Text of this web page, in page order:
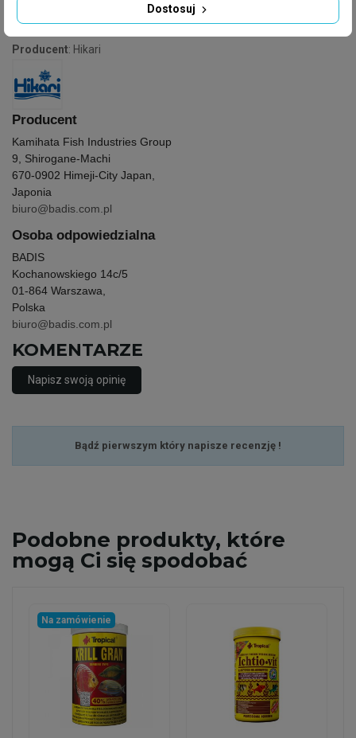
GPSR
Producent: Hikari
Producent
Kamihata Fish Industries Group
9, Shirogane-Machi
670-0902 Himeji-City Japan,
Japonia
biuro@badis.com.pl
Osoba odpowiedzialna
BADIS
Kochanowskiego 14c/5
01-864 Warszawa,
Polska
biuro@badis.com.pl
KOMENTARZE
Napisz swoją opinię
Bądź pierwszym który napisze recenzję !
Podobne produkty, które
mogą Ci się spodobać
Na zamówienie
Dostosuj